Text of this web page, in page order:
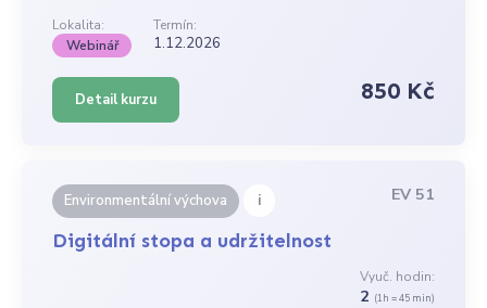
Lokalita:
Termín:
Webinář
1.12.2026
Detail kurzu 850 Kč
Environmentální výchova i EV 51
Digitální stopa a udržitelnost
Vyuč. hodin:
2 (1h = 45 min)